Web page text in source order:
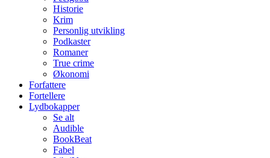
Historie
Krim
Personlig utvikling
Podkaster
Romaner
True crime
Økonomi
Forfattere
Fortellere
Lydbokapper
Se alt
Audible
BookBeat
Fabel